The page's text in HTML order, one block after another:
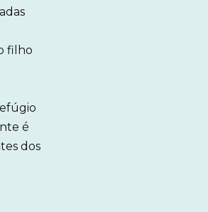
filho
é
dos